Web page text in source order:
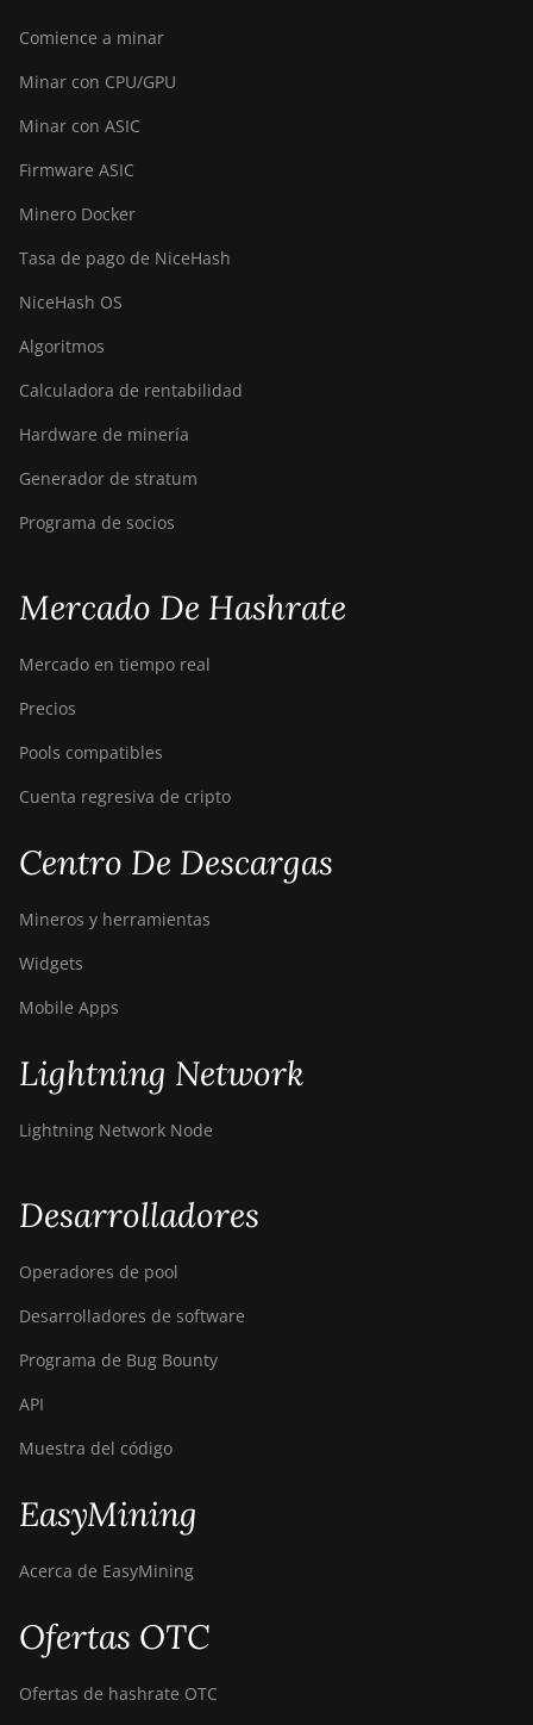
Comience a minar
Minar con CPU/GPU
Minar con ASIC
Firmware ASIC
Minero Docker
Tasa de pago de NiceHash
NiceHash OS
Algoritmos
Calculadora de rentabilidad
Hardware de minería
Generador de stratum
Programa de socios
Mercado De Hashrate
Mercado en tiempo real
Precios
Pools compatibles
Cuenta regresiva de cripto
Centro De Descargas
Mineros y herramientas
Widgets
Mobile Apps
Lightning Network
Lightning Network Node
Desarrolladores
Operadores de pool
Desarrolladores de software
Programa de Bug Bounty
API
Muestra del código
EasyMining
Acerca de EasyMining
Ofertas OTC
Ofertas de hashrate OTC